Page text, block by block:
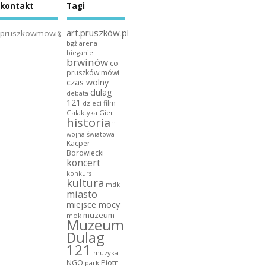
kontakt
pruszkowmowi@gmail.com
Tagi
art.pruszków.pl
bgż arena
bieganie
brwinów co
pruszków mówi
czas wolny
debata dulag
121 dzieci film
Galaktyka Gier
historia ii
wojna światowa
Kacper
Borowiecki
koncert
konkurs
kultura mdk
miasto
miejsce mocy
mok muzeum
Muzeum
Dulag
121 muzyka
NGO park Piotr